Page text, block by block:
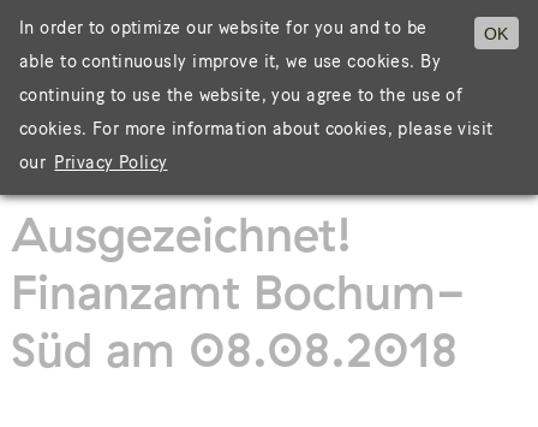
Ausgezeichnet!
Finanzamt Bochum-
Süd am 08.08.2018
OK
In order to optimize our website for you and to be
able to continuously improve it, we use cookies. By
continuing to use the website, you agree to the use of
cookies. For more information about cookies, please visit
our Privacy Policy